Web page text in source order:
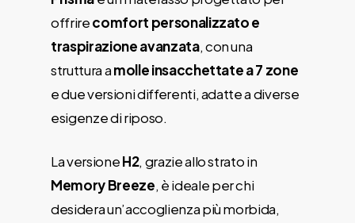
offrirecomfort personalizzato e
traspirazione avanzata, con una
struttura amolle insacchettate a 7 zone
e due versioni differenti, adatte a diverse
esigenze di riposo.
La versioneH2, grazie allo strato in
Memory Breeze, è ideale per chi
desidera un’accoglienza più morbida,